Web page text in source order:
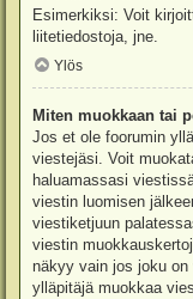
Esimerkiksi: Voit
liitetiedostoja, jne.
Ylös
Miten muokkaan tai
Jos et ole foorumin
viestejäsi. Voit
haluamassasi
viestin luomisen
viestiketjuun
viestin
näkyy vain jos joku
ylläpitäjä muokkaa